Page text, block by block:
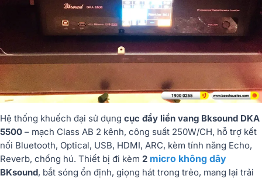
Hệ thống khuếch đại sử dụng cục đẩy liền vang Bksound DKA
5500 – mạch Class AB 2 kênh, công suất 250W/CH, hỗ trợ kết
nối Bluetooth, Optical, USB, HDMI, ARC, kèm tính năng Echo,
Reverb, chống hú. Thiết bị đi kèm 2 micro không dây
BKsound, bắt sóng ổn định, giọng hát trong trẻo, mang lại trải